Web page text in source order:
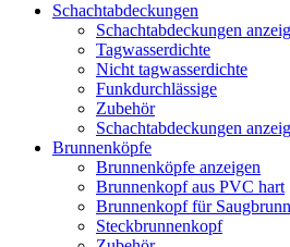
Schachtabdeckungen
Schachtabdeckungen
Tagwasserdichte
Nicht tagwasserdichte
Funkdurchlässige
Zubehör
Schachtabdeckungen
Brunnenköpfe
Brunnenköpfe anzeigen
Brunnenkopf aus PVC hart
Brunnenkopf für
Steckbrunnenkopf